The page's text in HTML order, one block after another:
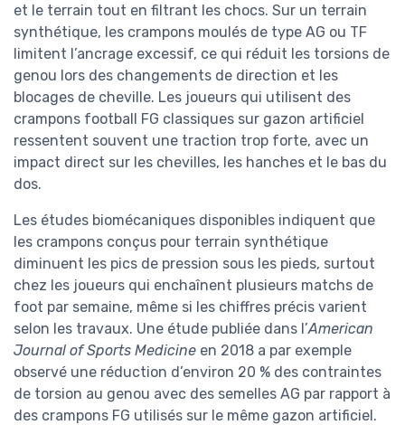
et le terrain tout en filtrant les chocs. Sur un terrain
synthétique, les crampons moulés de type AG ou TF
limitent l’ancrage excessif, ce qui réduit les torsions de
genou lors des changements de direction et les
blocages de cheville. Les joueurs qui utilisent des
crampons football FG classiques sur gazon artificiel
ressentent souvent une traction trop forte, avec un
impact direct sur les chevilles, les hanches et le bas du
dos.
Les études biomécaniques disponibles indiquent que
les crampons conçus pour terrain synthétique
diminuent les pics de pression sous les pieds, surtout
chez les joueurs qui enchaînent plusieurs matchs de
foot par semaine, même si les chiffres précis varient
selon les travaux. Une étude publiée dans l’American
Journal of Sports Medicine en 2018 a par exemple
observé une réduction d’environ 20 % des contraintes
de torsion au genou avec des semelles AG par rapport à
des crampons FG utilisés sur le même gazon artificiel.